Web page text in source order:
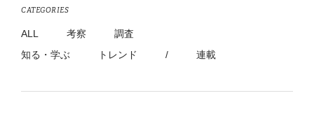
CATEGORIES
ALL 考察
調査
知る・学ぶ
トレンド / 連載